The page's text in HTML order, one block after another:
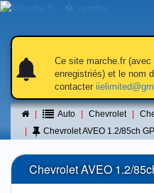
notifications_active
notifications
notifications
Ce site marche.fr
enregistriés) et le nom
contacter
Auto Chevrolet
Chevrolet AVEO 1.2/85ch
Petite
Chevrolet AVEO 1.2/